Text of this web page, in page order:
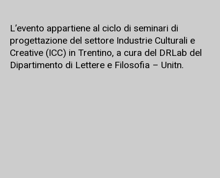
L’evento appartiene al ciclo di seminari di
progettazione del settore Industrie Culturali e
Creative (ICC) in Trentino, a cura del DRLab del
Dipartimento di Lettere e Filosofia – Unitn.